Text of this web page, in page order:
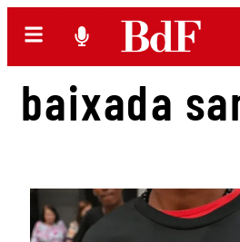
baixada